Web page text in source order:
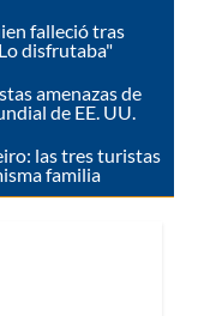
falleció tras
disfrutaba"
amenazas de
de EE. UU.
las tres turistas
familia